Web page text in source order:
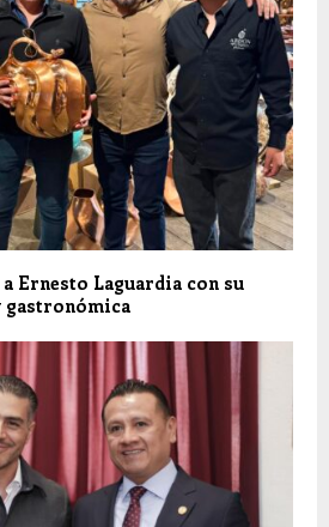
Ernesto Laguardia con su
gastronómica